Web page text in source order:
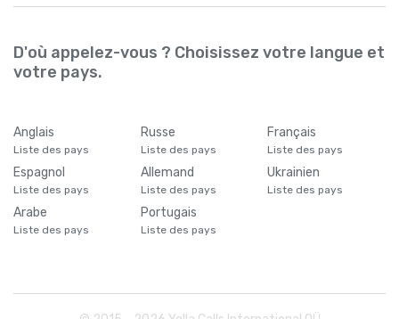
D'où appelez-vous ? Choisissez votre langue et
votre pays.
Anglais
Liste des pays
Russe
Liste des pays
Français
Liste des pays
Espagnol
Liste des pays
Allemand
Liste des pays
Ukrainien
Liste des pays
Arabe
Liste des pays
Portugais
Liste des pays